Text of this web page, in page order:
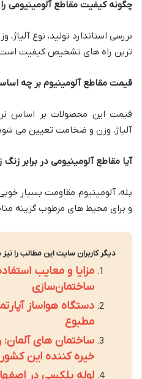
چگونه کیفیت مقاطع
بررسی استاندارد تولید، نوع
ترین راه های تشخیص کیفیت
قیمت مقاطع آلومینیوم بر چه
قیمت این محصولات بر اساس
آلیاژ، وزن و ضخامت تعیین می
آیا مقاطع آلومینیومی در برابر
بله، آلومینیوم مقاومت بسیار
و برای محیط های مرطوب گزینه
دیگر کاربران سایت این مطالب را
ساختمان‌سازی
دستگاه هواساز
مطبوع
ساختمان های آلمان:
خیره کننده این کشور
لوله پلکسی در